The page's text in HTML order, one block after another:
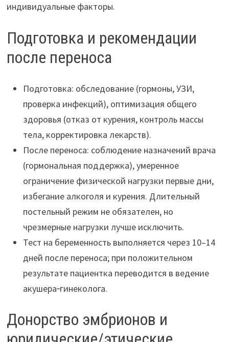
индивидуальные факторы.
Подготовка и рекомендации
после переноса
Подготовка: обследование (гормоны, УЗИ,
проверка инфекций), оптимизация общего
здоровья (отказ от курения, контроль массы
тела, корректировка лекарств).
После переноса: соблюдение назначений врача
(гормональная поддержка), умеренное
ограничение физической нагрузки первые дни,
избегание алкоголя и курения. Длительный
постельный режим не обязателен, но
чрезмерные нагрузки лучше исключить.
Тест на беременность выполняется через 10–14
дней после переноса; при положительном
результате пациентка переводится в ведение
акушера‑гинеколога.
Донорство эмбрионов и